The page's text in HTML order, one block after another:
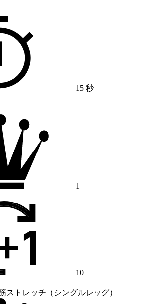
15 秒
1
10
ストレッチ（シングルレッグ）